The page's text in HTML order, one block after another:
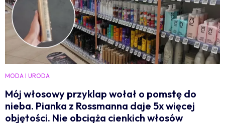
MODA I URODA
Mój włosowy przyklap wołał o pomstę do
nieba. Pianka z Rossmanna daje 5x więcej
objętości. Nie obciąża cienkich włosów